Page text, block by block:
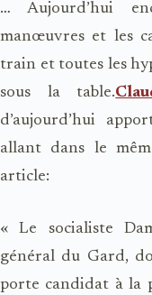
… Aujourd’hui
manœuvres et les
train et toutes les
sous la table.
d’aujourd’hui
allant dans le
article:
« Le socialiste
général du Gard,
porte candidat à la